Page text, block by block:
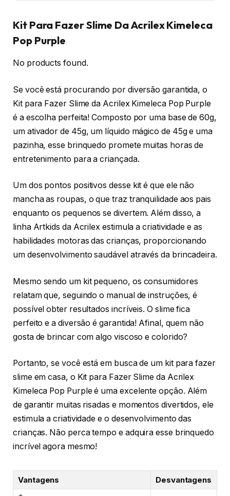
Kit Para Fazer Slime Da Acrilex Kimeleca
Pop Purple
No products found.
Se você está procurando por diversão garantida, o
Kit para Fazer Slime da Acrilex Kimeleca Pop Purple
é a escolha perfeita! Composto por uma base de 60g,
um ativador de 45g, um líquido mágico de 45g e uma
pazinha, esse brinquedo promete muitas horas de
entretenimento para a criançada.
Um dos pontos positivos desse kit é que ele não
mancha as roupas, o que traz tranquilidade aos pais
enquanto os pequenos se divertem. Além disso, a
linha Artkids da Acrilex estimula a criatividade e as
habilidades motoras das crianças, proporcionando
um desenvolvimento saudável através da brincadeira.
Mesmo sendo um kit pequeno, os consumidores
relatam que, seguindo o manual de instruções, é
possível obter resultados incríveis. O slime fica
perfeito e a diversão é garantida! Afinal, quem não
gosta de brincar com algo viscoso e colorido?
Portanto, se você está em busca de um kit para fazer
slime em casa, o Kit para Fazer Slime da Acrilex
Kimeleca Pop Purple é uma excelente opção. Além
de garantir muitas risadas e momentos divertidos, ele
estimula a criatividade e o desenvolvimento das
crianças. Não perca tempo e adquira esse brinquedo
incrível agora mesmo!
Vantagens
Desvantagens